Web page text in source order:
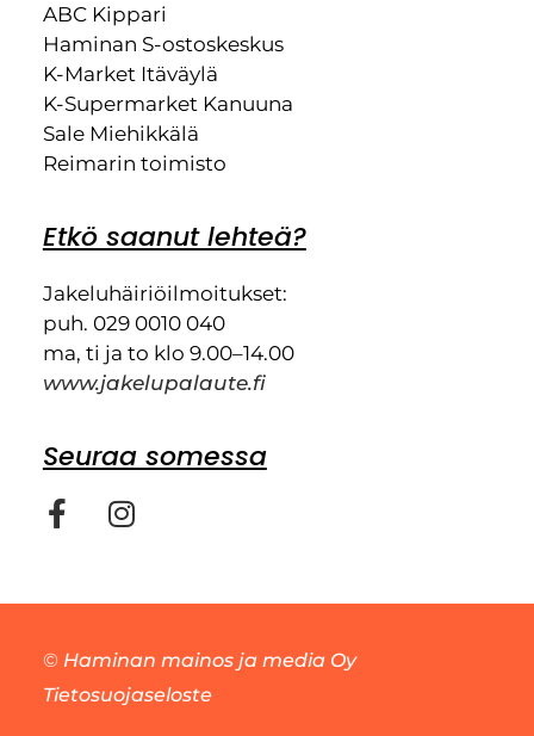
ABC Kippari
Haminan S-ostoskeskus
K-Market Itäväylä
K-Supermarket Kanuuna
Sale Miehikkälä
Reimarin toimisto
Etkö saanut lehteä?
Jakeluhäiriöilmoitukset:
puh. 029 0010 040
ma, ti ja to klo 9.00–14.00
www.jakelupalaute.fi
Seuraa somessa
© Haminan mainos ja media Oy
Tietosuojaseloste